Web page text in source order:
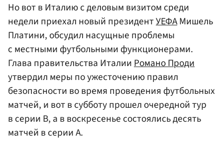
Но вот в Италию с деловым визитом среди
недели приехал новый президентУЕФАМишель
Платини, обсудил насущные проблемы
с местными футбольными функционерами.
Глава правительства ИталииРомано Проди
утвердил меры по ужесточению правил
безопасности во время проведения футбольных
матчей, и вот в субботу прошел очередной тур
в серии В, а в воскресенье состоялись десять
матчей в серии А.